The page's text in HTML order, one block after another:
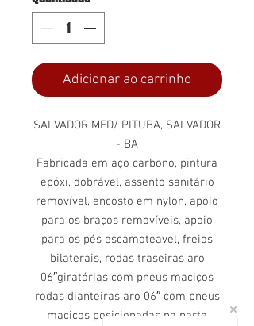
Adicionar ao carrinho
SALVADOR MED/ PITUBA, SALVADOR
- BA
Fabricada em aço carbono, pintura
epóxi, dobrável, assento sanitário
removível, encosto em nylon, apoio
para os braços removíveis, apoio
para os pés escamoteavel, freios
bilaterais, rodas traseiras aro
06″giratórias com pneus maciços
rodas dianteiras aro 06″ com pneus
maciços posicionadas na parte